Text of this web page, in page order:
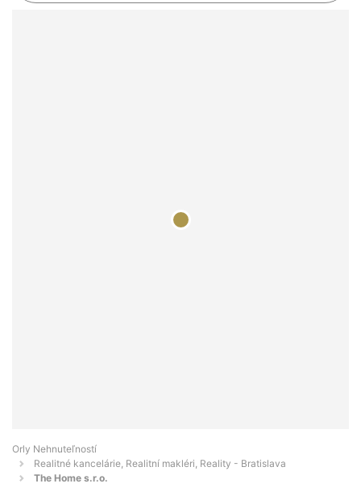
Orly Nehnuteľností
Realitné kancelárie, Realitní makléri, Reality - Bratislava
The Home s.r.o.